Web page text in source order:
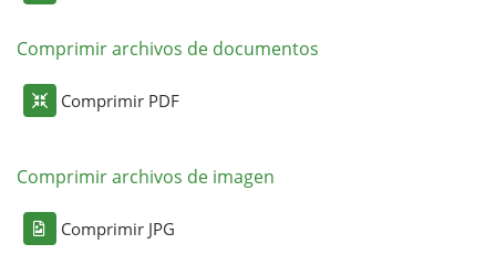
Comprimir archivos de documentos
Comprimir PDF
Comprimir archivos de imagen
Comprimir JPG